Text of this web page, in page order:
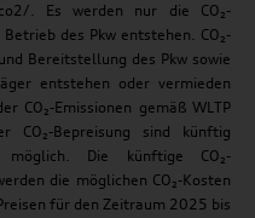
. Es werden nur die CO₂-
des Pkw entstehen. CO₂-
Bereitstellung des Pkw sowie
entstehen oder vermieden
CO₂-Emissionen gemäß WLTP
CO₂-Bepreisung sind künftig
möglich. Die künftige CO₂-
die möglichen CO₂-Kosten
für den Zeitraum 2025 bis